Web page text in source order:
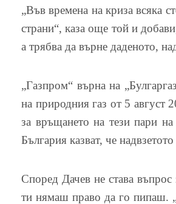
„Във времена на криза всяка
страни“, каза още той и
а трябва да върне даденото,
„Газпром“ върна на
на природния газ от 5 август
за връщането на тези пари
България казват, че
Според Дачев не става въпрос
ти нямаш право да го пипаш.